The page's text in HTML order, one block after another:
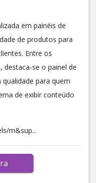
em painéis de
de produtos para
Entre os
destaca-se o painel de
para quem
de exibir conteúdo
m&sup...